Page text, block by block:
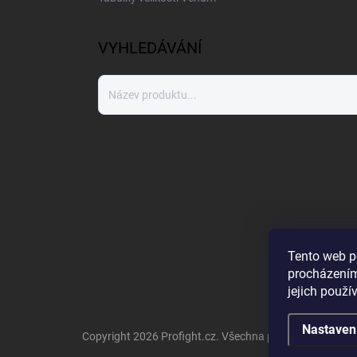
Tento web
jejich
VYHLEDÁVÁNÍ
Copyright 2026 Profight.cz. Všechna práva vyhrazena.